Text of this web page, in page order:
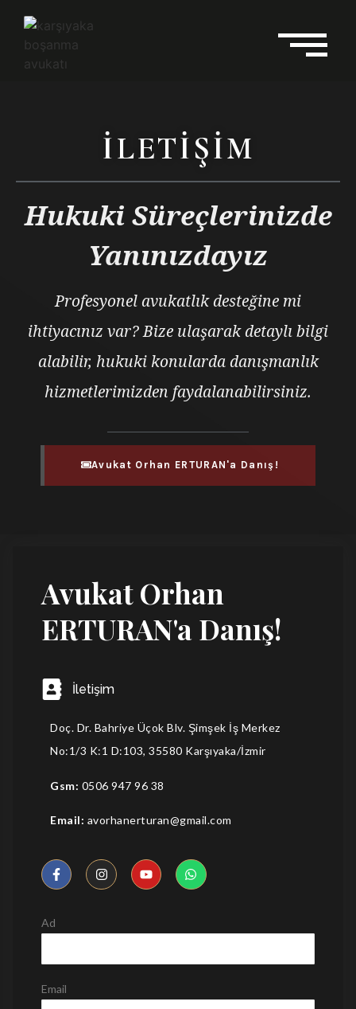
ILETIŞIM
Hukuki Süreçlerinizde
Yanınızdayız
Profesyonel avukatlık desteğine mi
ihtiyacınız var? Bize ulaşarak detaylı bilgi
alabilir, hukuki konularda danışmanlık
hizmetlerimizden faydalanabilirsiniz.
Avukat Orhan ERTURAN'a Danış!
Avukat Orhan
ERTURAN'a Danış!
İletişim
Doç. Dr. Bahriye Üçok Blv. Şimşek İş Merkez
No:1/3 K:1 D:103, 35580 Karşıyaka/İzmir
Gsm: 0506 947 96 38
Email: avorhanerturan@gmail.com
Ad
Email